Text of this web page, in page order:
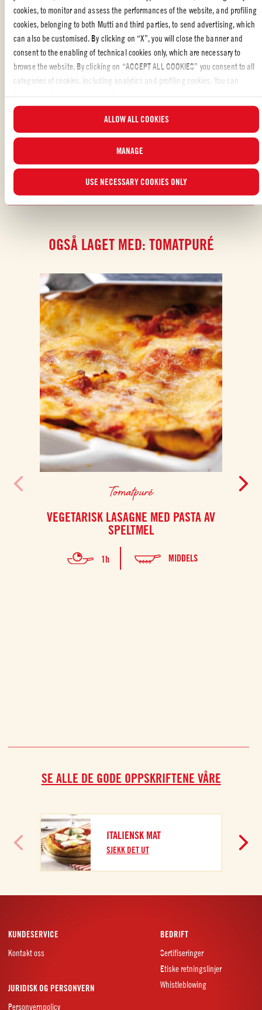
cookies, to monitor and assess the performances of the website, and profiling
cookies, belonging to both Mutti and third parties, to send advertising, which
can also be customised. By clicking on “X”, you will close the banner and
consent to the enabling of technical cookies only, which are necessary to
browse the website. By clicking on “ACCEPT ALL COOKIES” you consent to all
categories of cookies, including analytics and profiling cookies. You can
updated list of cookies by clicking on “MANAGE”. For more information, please
ALLOW ALL COOKIES
MANAGE
USE NECESSARY COOKIES ONLY
Server med persille
ITALIENSK MAT,HOVEDRETTER,FISK
Likte du oppskriften?
VURDER OG DEL MED VENNENE DINE
OGSÅ LAGET MED: TOMATPURÉ
Tomatpuré
VEGETARISK LASAGNE MED PASTA AV
SPELTMEL
1h MIDDELS
SE ALLE DE GODE OPPSKRIFTENE VÅRE
ITALIENSK MAT
SJEKK DET UT
KUNDESERVICE
Kontakt oss
BEDRIFT
Sertifiseringer
Etiske retningslinjer
Whistleblowing
JURIDISK OG PERSONVERN
Personvernpolicy